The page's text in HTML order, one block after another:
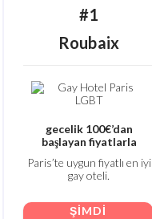
#1
Roubaix
gecelik 100€’dan
başlayan fiyatlarla
Paris’te uygun fiyatlı en iyi
gay oteli.
ŞIMDI